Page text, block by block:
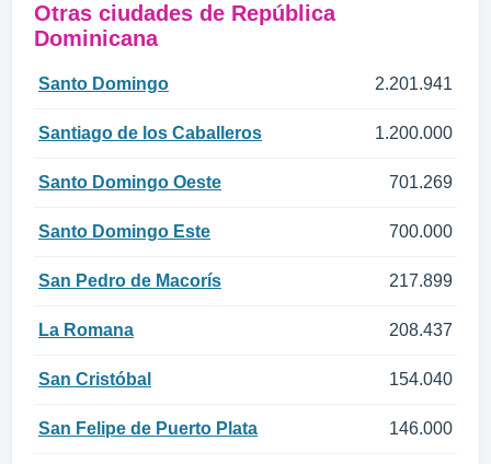
Otras ciudades de República
Dominicana
Santo Domingo 2.201.941
Santiago de los Caballeros 1.200.000
Santo Domingo Oeste 701.269
Santo Domingo Este 700.000
San Pedro de Macorís 217.899
La Romana 208.437
San Cristóbal 154.040
San Felipe de Puerto Plata 146.000